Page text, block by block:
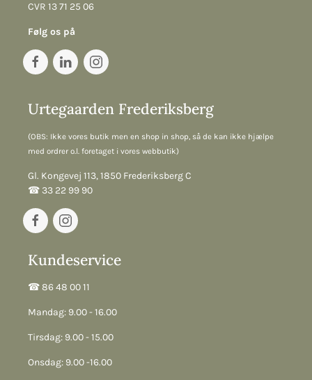
CVR 13 71 25 06
Følg os på
Urtegaarden Frederiksberg
(OBS: Ikke vores butik men en shop in shop, så de kan ikke hjælpe
med ordrer o.l. foretaget i vores webbutik)
Gl. Kongevej 113, 1850 Frederiksberg C
☎︎ 33 22 99 90
Kundeservice
☎︎ 86 48 00 11
Mandag: 9.00 - 16.00
Tirsdag: 9.00 - 15.00
Onsdag: 9.00 -16.00